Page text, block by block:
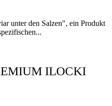
unter den Salzen", ein Produkt
ILOCKI